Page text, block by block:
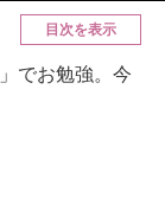
目次を表示
でお勉強。今